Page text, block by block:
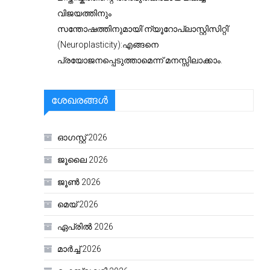
വിജയത്തിനും
സന്തോഷത്തിനുമായി’ന്യൂറോപ്ലാസ്റ്റിസിറ്റി’
(Neuroplasticity):എങ്ങനെ
പ്രയോജനപ്പെടുത്താമെന്ന് മനസ്സിലാക്കാം.
ശേഖരങ്ങൾ
ഓഗസ്റ്റ്‌ 2026
ജൂലൈ 2026
ജൂൺ 2026
മെയ്‌ 2026
ഏപ്രിൽ 2026
മാർച്ച്‌ 2026